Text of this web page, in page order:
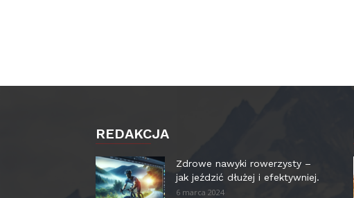
REDAKCJA
Zdrowe nawyki rowerzysty –
jak jeździć dłużej i efektywniej.
6 marca 2024